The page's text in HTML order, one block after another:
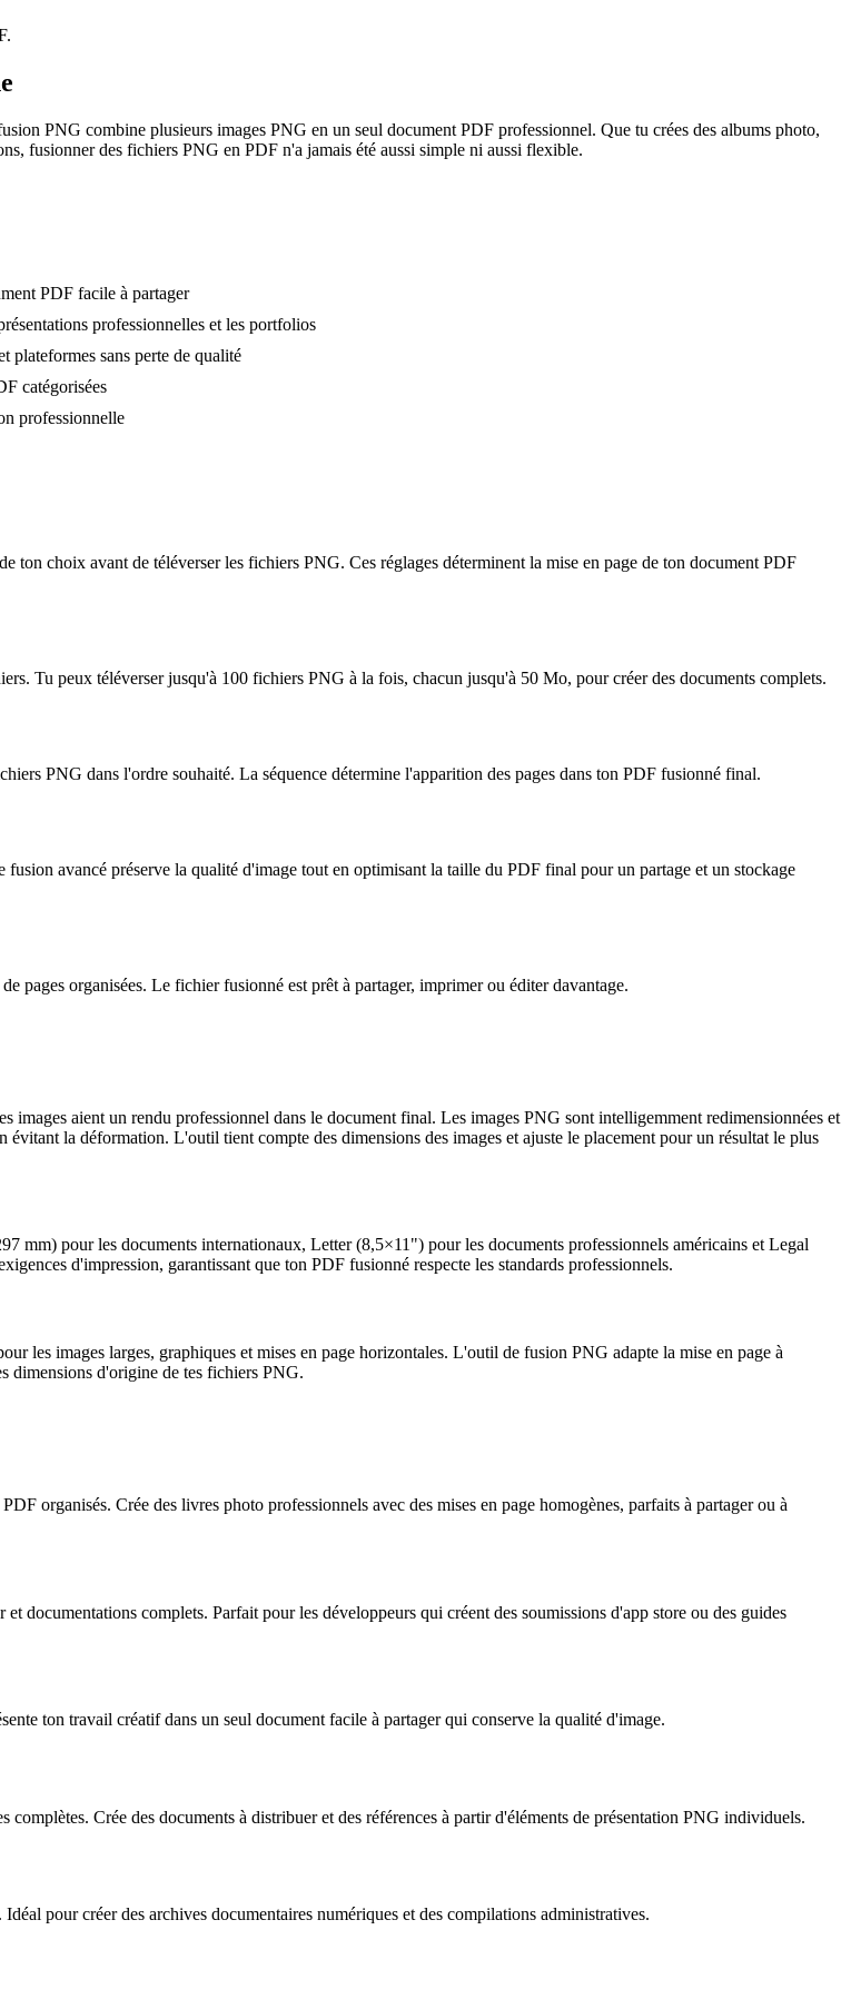
PNG combine plusieurs images PNG en un seul document PDF professionnel. Que tu crées des albums photo,
fusionner des fichiers PNG en PDF n'a jamais été aussi simple ni aussi flexible.
PDF facile à partager
professionnelles et les portfolios
plateformes sans perte de qualité
catégorisées
professionnelle
choix avant de téléverser les fichiers PNG. Ces réglages déterminent la mise en page de ton document PDF
Tu peux téléverser jusqu'à 100 fichiers PNG à la fois, chacun jusqu'à 50 Mo, pour créer des documents complets.
PNG dans l'ordre souhaité. La séquence détermine l'apparition des pages dans ton PDF fusionné final.
avancé préserve la qualité d'image tout en optimisant la taille du PDF final pour un partage et un stockage
pages organisées. Le fichier fusionné est prêt à partager, imprimer ou éditer davantage.
aient un rendu professionnel dans le document final. Les images PNG sont intelligemment redimensionnées et
la déformation. L'outil tient compte des dimensions des images et ajuste le placement pour un résultat le plus
mm) pour les documents internationaux, Letter (8,5×11") pour les documents professionnels américains et Legal
d'impression, garantissant que ton PDF fusionné respecte les standards professionnels.
les images larges, graphiques et mises en page horizontales. L'outil de fusion PNG adapte la mise en page à
dimensions d'origine de tes fichiers PNG.
organisés. Crée des livres photo professionnels avec des mises en page homogènes, parfaits à partager ou à
documentations complets. Parfait pour les développeurs qui créent des soumissions d'app store ou des guides
ton travail créatif dans un seul document facile à partager qui conserve la qualité d'image.
Crée des documents à distribuer et des références à partir d'éléments de présentation PNG individuels.
pour créer des archives documentaires numériques et des compilations administratives.